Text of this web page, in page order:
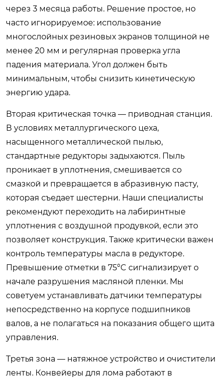
через 3 месяца работы. Решение простое, но
часто игнорируемое: использование
многослойных резиновых экранов толщиной не
менее 20 мм и регулярная проверка угла
падения материала. Угол должен быть
минимальным, чтобы снизить кинетическую
энергию удара.
Вторая критическая точка — приводная станция.
В условиях металлургического цеха,
насыщенного металлической пылью,
стандартные редукторы задыхаются. Пыль
проникает в уплотнения, смешивается со
смазкой и превращается в абразивную пасту,
которая съедает шестерни. Наши специалисты
рекомендуют переходить на лабиринтные
уплотнения с воздушной продувкой, если это
позволяет конструкция. Также критически важен
контроль температуры масла в редукторе.
Превышение отметки в 75°C сигнализирует о
начале разрушения масляной пленки. Мы
советуем устанавливать датчики температуры
непосредственно на корпусе подшипников
валов, а не полагаться на показания общего щита
управления.
Третья зона — натяжное устройство и очистители
ленты. Конвейеры для лома работают в